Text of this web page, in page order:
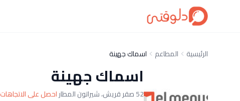
الرئيسية المطاعم اسماك جهينة
اسماك جهينة
52 صقر قريش، شيراتون المطار احصل على الاتجاهات